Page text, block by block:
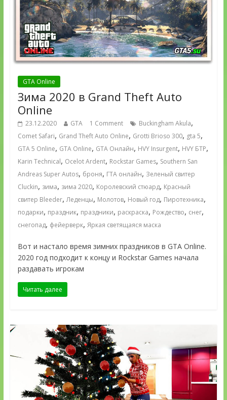
GTA Online
Зима 2020 в Grand Theft Auto
Online
23.12.2020 GTA 1 Comment Buckingham Akula,
Comet Safari, Grand Theft Auto Online, Grotti Brioso 300, gta 5,
GTA 5 Online, GTA Online, GTA Онлайн, HVY Insurgent, HVY БТР,
Karin Technical, Ocelot Ardent, Rockstar Games, Southern San
Andreas Super Autos, броня, ГТА онлайн, Зеленый свитер
Cluckin, зима, зима 2020, Королевский стюард, Красный
свитер Bleeder,Леденцы, Молотов, Новый год, Пиротехника,
подарки, праздник, праздники, раскраска, Рождество, снег,
снегопад, фейерверк, Яркая светящаяся маска
Вот и настало время зимних праздников в GTA Online.
2020 год подходит к концу и Rockstar Games начала
раздавать игрокам
Читать далее